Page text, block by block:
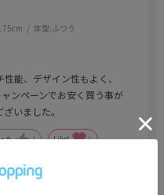
体型:ふつう
能、デザイン性もよく、
ンペーンでお安く買う事が
いました。
た 1 Like! 1